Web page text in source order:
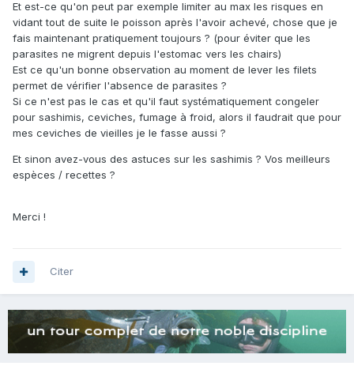
Et est-ce qu'on peut par exemple limiter au max les risques en
vidant tout de suite le poisson après l'avoir achevé, chose que je
fais maintenant pratiquement toujours ? (pour éviter que les
parasites ne migrent depuis l'estomac vers les chairs)
Est ce qu'un bonne observation au moment de lever les filets
permet de vérifier l'absence de parasites ?
Si ce n'est pas le cas et qu'il faut systématiquement congeler
pour sashimis, ceviches, fumage à froid, alors il faudrait que pour
mes ceviches de vieilles je le fasse aussi ?
Et sinon avez-vous des astuces sur les sashimis ? Vos meilleurs
espèces / recettes ?
Merci !
Citer